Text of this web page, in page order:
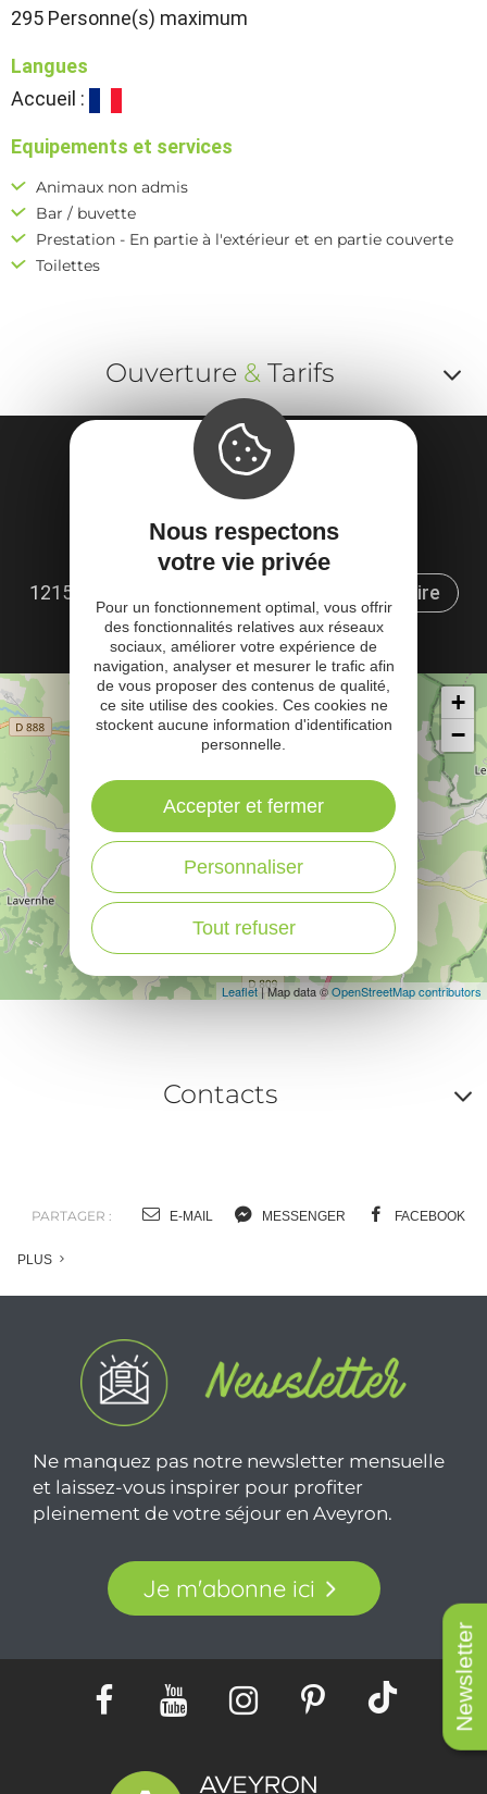
Newsletter
295 Personne(s) maximum
Langues
Accueil :
Equipements et services
Animaux non admis
Bar / buvette
Prestation - En partie à l'extérieur et en partie couverte
Toilettes
Ouverture & Tarifs
et
Localisation
Sévérac-le-Château
12150 Sévérac d'Aveyron
Obtenir l'itinéraire
Rechercher
à proximité
Itinéraire vers
Sévérac d'Aveyron
×
+
−
Leaflet| Map data ©OpenStreetMap contributors
Contacts
PARTAGER : E-MAIL MESSENGER FACEBOOK
PLUS
Ne manquez pas notre newsletter mensuelle
et laissez-vous inspirer pour profiter
pleinement de votre séjour en Aveyron.
Je m'abonne ici
Nous respectons
votre vie privée
Pour un fonctionnement optimal, vous offrir
des fonctionnalités relatives aux réseaux
sociaux, améliorer votre expérience de
navigation, analyser et mesurer le trafic afin
de vous proposer des contenus de qualité,
ce site utilise des cookies. Ces cookies ne
stockent aucune information d'identification
personnelle.
Tout refuser
Personnaliser
Accepter et fermer